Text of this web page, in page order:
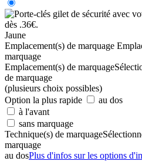
Jaune
Emplacement(s) de marquage
marquage
Emplacement(s) de marquage
de marquage
(plusieurs choix possibles)
Option la plus rapide
au dos
à l'avant
sans marquage
Technique(s) de marquage
marquage
au dosPlus d'infos sur les options